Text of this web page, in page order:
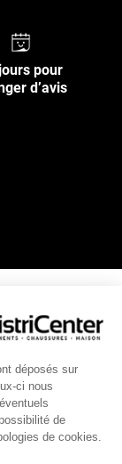
déposés sur
ci nous
de
de cookies.
pour
d’avis